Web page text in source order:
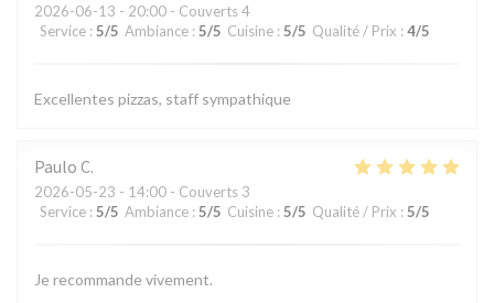
2026-06-13 - 20:00 - Couverts 4
Service : 5/5 Ambiance : 5/5 Cuisine : 5/5 Qualité / Prix : 4/5
Excellentes pizzas, staff sympathique
Paulo C
2026-05-23 - 14:00 - Couverts 3
Service : 5/5 Ambiance : 5/5 Cuisine : 5/5 Qualité / Prix : 5/5
Je recommande vivement.